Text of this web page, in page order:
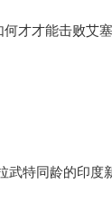
才才能击败艾
武特同龄的印度